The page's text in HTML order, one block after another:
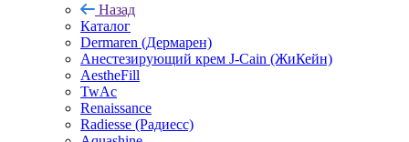
Каталог
Назад
Каталог
Dermaren (Дермарен)
Анестезирующий крем J-Cain (ЖиКейн)
AestheFill
TwAc
Renaissance